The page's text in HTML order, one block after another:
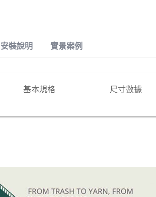
安裝說明 實景案例
基本規格 尺寸數據